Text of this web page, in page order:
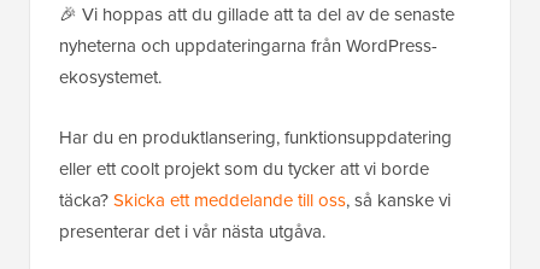
🎉 Vi hoppas att du gillade att ta del av de senaste
nyheterna och uppdateringarna från WordPress-
ekosystemet.
Har du en produktlansering, funktionsuppdatering
eller ett coolt projekt som du tycker att vi borde
täcka?Skicka ett meddelande till oss, så kanske vi
presenterar det i vår nästa utgåva.